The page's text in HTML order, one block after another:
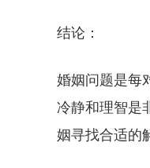
结论：
婚姻问题是每
冷静和理智是
姻寻找合适的